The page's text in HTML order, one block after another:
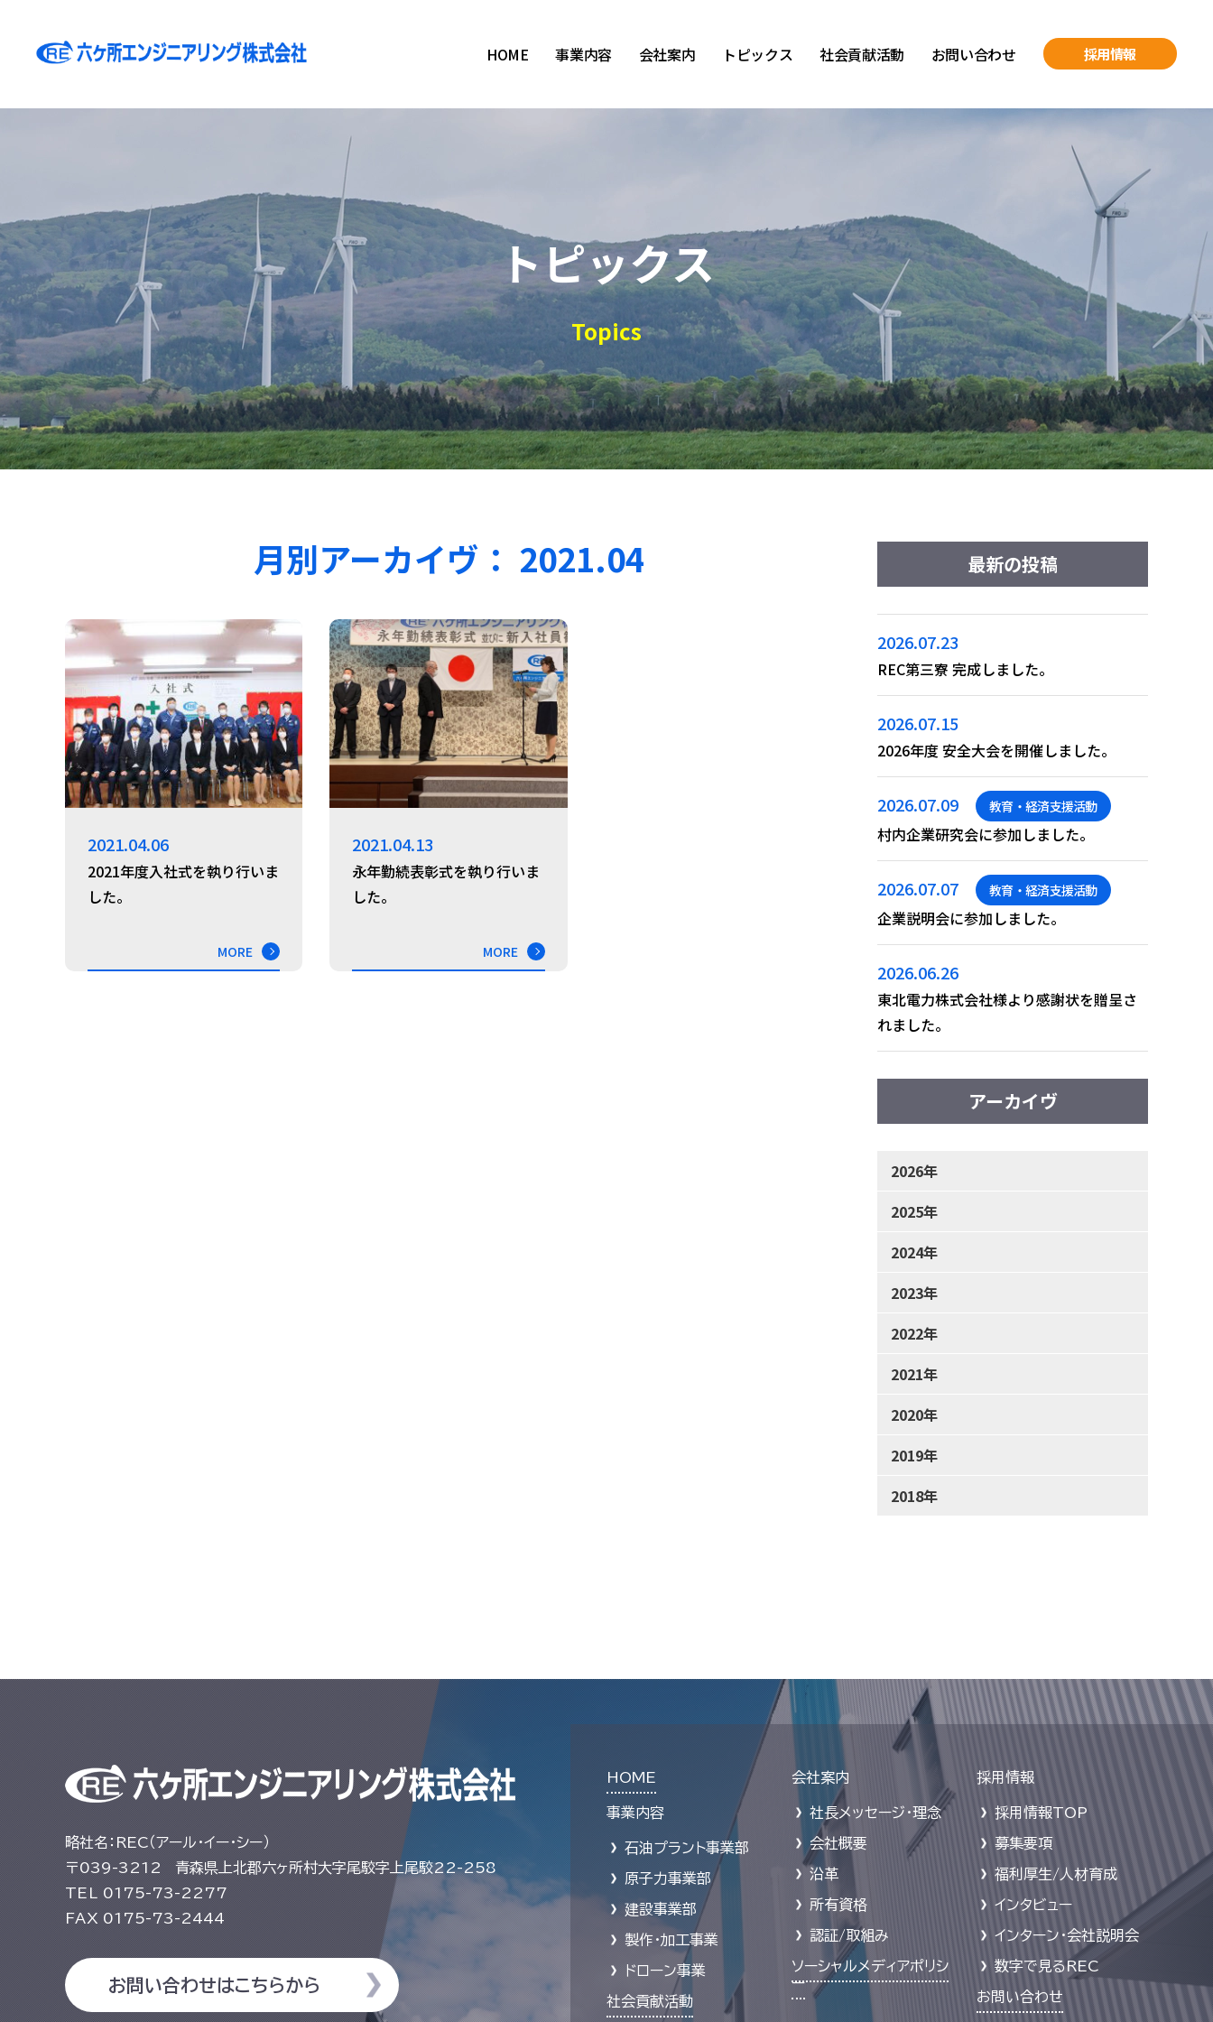
HOME 事業内容 会社案内 トピックス 社会貢献活動 お問い合わせ 採用情報
トピックス
Topics
月別アーカイヴ： 2021.04
2021.04.06
2021年度入社式を執り行いま
した。
MORE
2021.04.13
永年勤続表彰式を執り行いま
した。
MORE
最新の投稿
2026.07.23
REC第三寮 完成しました。
2026.07.15
2026年度 安全大会を開催しました。
2026.07.09 教育・経済支援活動
村内企業研究会に参加しました。
2026.07.07 教育・経済支援活動
企業説明会に参加しました。
2026.06.26
東北電力株式会社様より感謝状を贈呈さ
れました。
アーカイヴ
2026年
2025年
2024年
2023年
2022年
2021年
2020年
2019年
2018年
略社名：REC（アール・イー・シー）
〒039-3212
青森県上北郡六ヶ所村大字尾駮字上尾駮22-258
TEL
0175-73-2277
FAX 0175-73-2444
お問い合わせはこちらから
HOME
事業内容
石油プラント事業部
原子力事業部
建設事業部
製作・加工事業
ドローン事業
社会貢献活動
会社案内
社長メッセージ・理念
会社概要
沿革
所有資格
認証/取組み
ソーシャルメディアポリシ
ー
採用情報
採用情報TOP
募集要項
福利厚生/人材育成
インタビュー
インターン・会社説明会
数字で見るREC
お問い合わせ